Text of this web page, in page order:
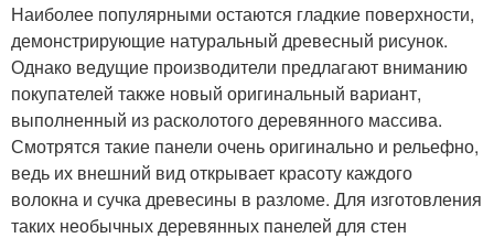
Наиболее популярными остаются гладкие поверхности,
демонстрирующие натуральный древесный рисунок.
Однако ведущие производители предлагают вниманию
покупателей также новый оригинальный вариант,
выполненный из расколотого деревянного массива.
Смотрятся такие панели очень оригинально и рельефно,
ведь их внешний вид открывает красоту каждого
волокна и сучка древесины в разломе. Для изготовления
таких необычных деревянных панелей для стен